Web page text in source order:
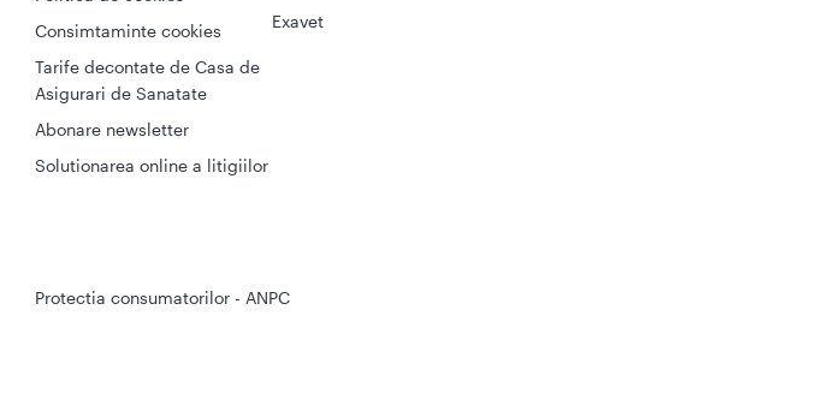
Consimtaminte cookies
Tarife decontate de Casa de
Asigurari de Sanatate
Abonare newsletter
Solutionarea online a litigiilor
Exavet
Protectia consumatorilor - ANPC